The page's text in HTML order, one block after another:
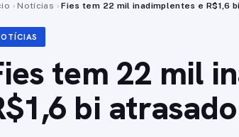
› Notícias › Fies tem 22 mil inadimplentes e R$1,6
tem 22 mil
bi